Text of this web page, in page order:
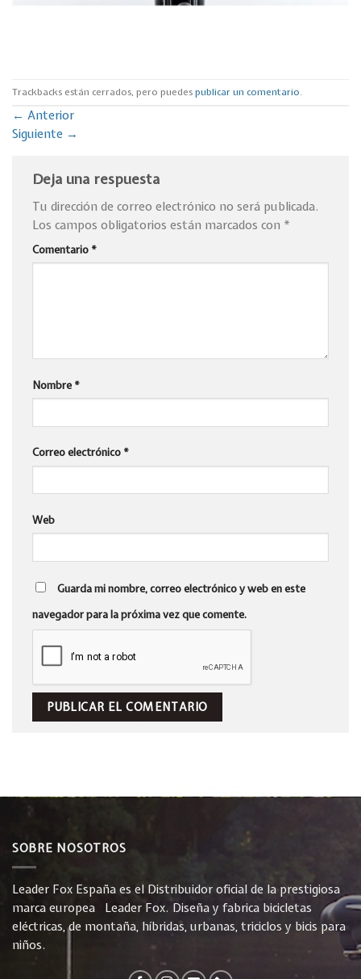
Trackbacks están cerrados, pero puedespublicar un comentario.
← Anterior
Siguiente →
Deja una respuesta
Tu dirección de correo electrónico no será publicada.
Los campos obligatorios están marcados con *
Comentario *
Nombre *
Correo electrónico *
Web
Guarda mi nombre, correo electrónico y web en este
navegador para la próxima vez que comente.
SOBRE NOSOTROS
Leader Fox España es el Distribuidor oficial de la prestigiosa
marca europea Leader Fox. Diseña y fabrica bicicletas
eléctricas, de montaña, híbridas, urbanas, triciclos y bicis para
niños.